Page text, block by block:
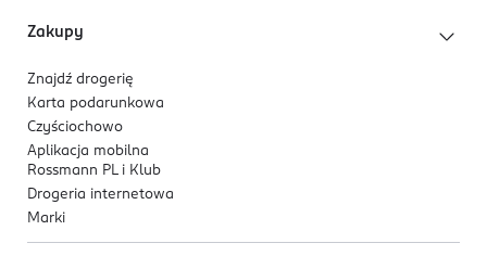
Lekka, wegańska formuła o szybkim działaniu
zapewnia efekt widoczny już po 1 minucie.
Produkt został zamknięty w praktycznej, jednorazowej
saszetce, idealnej do szybkiej pielęgnacji oraz w
podróży.
Zakupy
Znajdź drogerię
Karta podarunkowa
Czyściochowo
Aplikacja mobilna
Rossmann PL i Klub
Drogeria internetowa
Marki